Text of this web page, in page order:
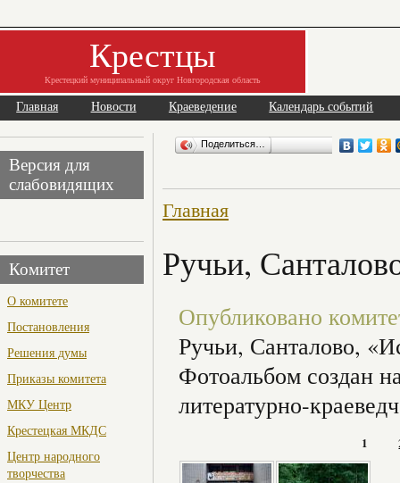
Крестцы
Крестецкий муниципальный округ Новгородская область
Главная Новости Краеведение Календарь событий
Версия для
слабовидящих
Комитет
О комитете
Постановления
Решения думы
Приказы комитета
МКУ Центр
Крестецкая МКДС
Центр народного
творчества
Поделиться…
Главная
Ручьи,
Опубликовано
Ручьи, Санталово,
Фотоальбом создан
литературно-
1